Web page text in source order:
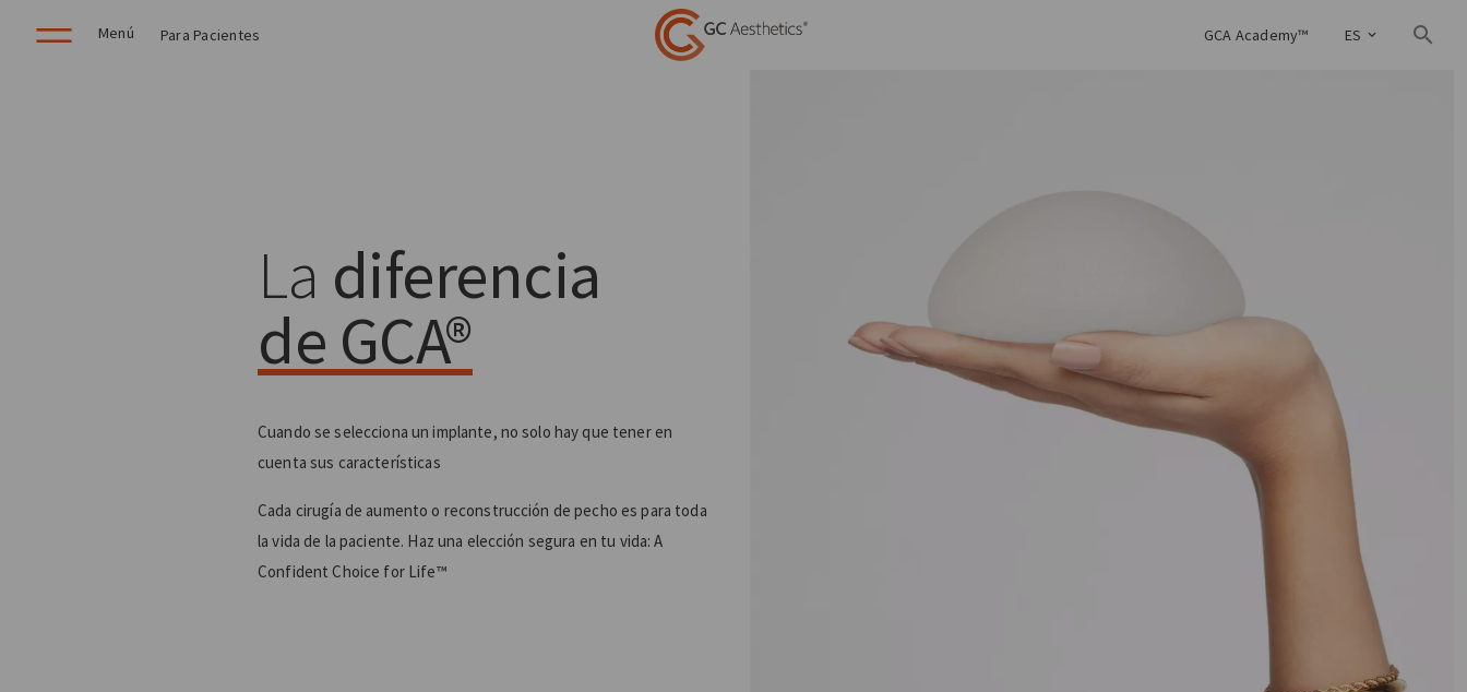
Menú Para Pacientes GCA Academy™ ES
La diferencia
de GCA®
Cuando se selecciona un implante, no solo hay que tener en
cuenta sus características
Cada cirugía de aumento o reconstrucción de pecho es para toda
la vida de la paciente. Haz una elección segura en tu vida: A
Confident Choice for Life™